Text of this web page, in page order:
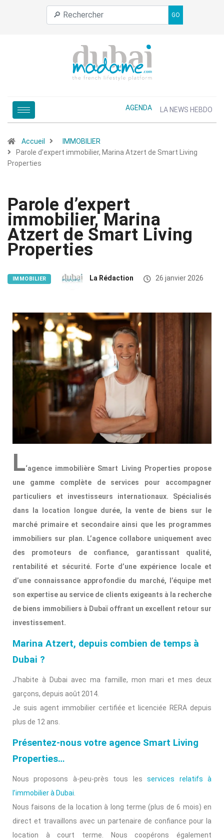
GO
AGENDA LA NEWS HEBDO
Accueil
IMMOBILIER
Parole d’expert immobilier, Marina Atzert de Smart Living
Properties
Parole d’expert
immobilier, Marina
Atzert de Smart Living
Properties
IMMOBILIER La Rédaction 26 janvier 2026
L‘agence immobilière Smart Living Properties propose
une gamme complète de services pour accompagner
particuliers et investisseurs internationaux. Spécialisés
dans la location longue durée, la vente de biens sur le
marché primaire et secondaire ainsi que les programmes
immobiliers sur plan. L’agence collabore uniquement avec
des promoteurs de confiance, garantissant qualité,
rentabilité et sécurité. Forte d’une expérience locale et
d’une connaissance approfondie du marché, l’équipe met
son expertise au service de clients exigeants à la recherche
de biens immobiliers à Dubaï offrant un excellent retour sur
investissement.
Marina Atzert, depuis combien de temps à
Dubai ?
J’habite à Dubai avec ma famille, mon mari et mes deux
garçons, depuis août 2014.
Je suis agent immobilier certifiée et licenciée RERA depuis
plus de 12 ans.
Présentez-nous votre agence Smart Living
Properties…
Nous proposons à-peu-près tous lesservices relatifs à
l’immobilier à Dubai
Nous faisons de la location à long terme (plus de 6 mois) en
direct et travaillons avec un partenaire de confiance pour la
location à court terme. Nous coopérons également